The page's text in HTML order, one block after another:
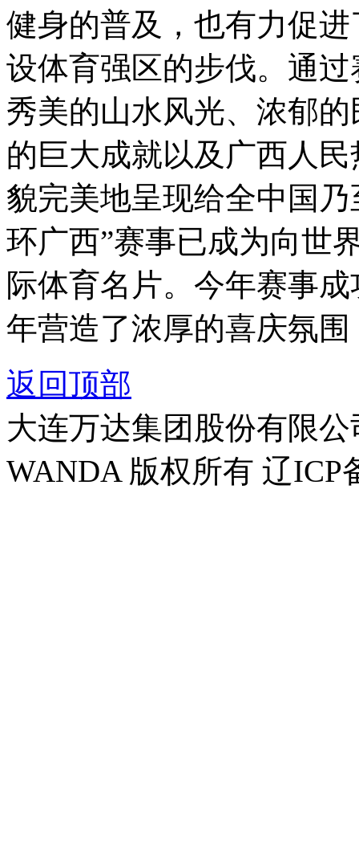
健身的普及，也有力促
设体育强区的步伐。通
秀美的山水风光、浓郁
的巨大成就以及广西人
貌完美地呈现给全中国
环广西”赛事已成为向世
际体育名片。今年赛事
年营造了浓厚的喜庆氛
返回顶部
大连万达集团股份有限
WANDA 版权所有 辽ICP